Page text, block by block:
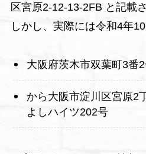
区宮原2-12-13-2FB と記載
しかし、実際には令和4年
大阪府茨木市双葉町3番
から大阪市淀川区宮原2
よしハイツ202号